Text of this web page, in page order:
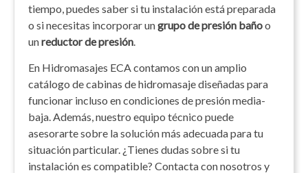
tiempo, puedes saber si tu instalación está preparada
o si necesitas incorporar ungrupo de presión bañoo
unreductor de presión.
En Hidromasajes ECA contamos con un amplio
catálogo de cabinas de hidromasaje diseñadas para
funcionar incluso en condiciones de presión media-
baja. Además, nuestro equipo técnico puede
asesorarte sobre la solución más adecuada para tu
situación particular. ¿Tienes dudas sobre si tu
instalación es compatible? Contacta con nosotros y